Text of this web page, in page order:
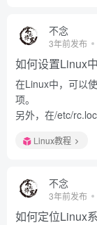
不念
3年前发布
如何设置Linux
在Linux中，可以
项。
另外，在/etc/
Linux教程
不念
3年前发布
如何定位Linux